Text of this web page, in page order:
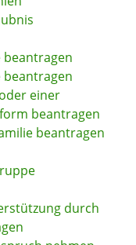
einer
beantragen
beantragen
durch